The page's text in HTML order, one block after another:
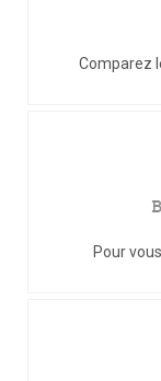
Comparez
Pour